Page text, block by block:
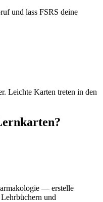
und lass FSRS deine
Leichte Karten treten in den
— erstelle
und